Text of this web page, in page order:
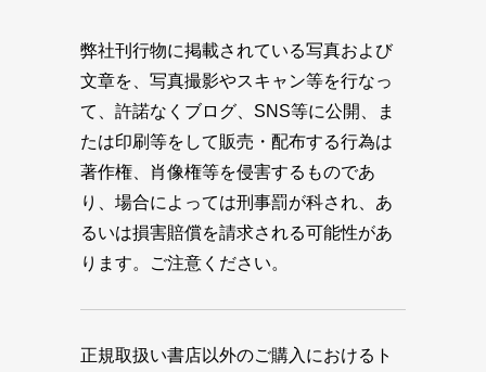
弊社刊行物に掲載されている写真および
文章を、写真撮影やスキャン等を行なっ
て、許諾なくブログ、SNS等に公開、ま
たは印刷等をして販売・配布する行為は
著作権、肖像権等を侵害するものであ
り、場合によっては刑事罰が科され、あ
るいは損害賠償を請求される可能性があ
ります。ご注意ください。
正規取扱い書店以外のご購入におけるト